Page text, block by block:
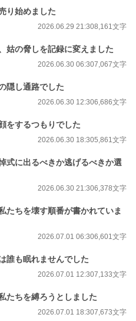
り始めました
2026.06.29 21:308,161文字
の脅しを記録に変えました
2026.06.30 06:307,067文字
隠し通路でした
2026.06.30 12:306,686文字
をするつもりでした
2026.06.30 18:305,861文字
に出るべきか逃げるべきか選
2026.06.30 21:306,378文字
ちを壊す順番が書かれていま
2026.07.01 06:306,601文字
誰も眠れませんでした
2026.07.01 12:307,133文字
ちを縛ろうとしました
2026.07.01 18:307,673文字